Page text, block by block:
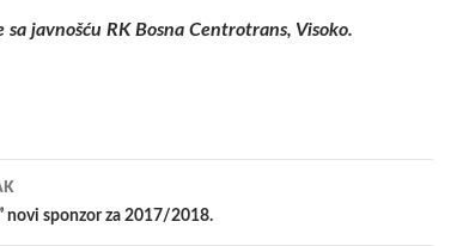
sa javnošću RK Bosna Centrotrans, Visoko.
novi sponzor za 2017/2018.